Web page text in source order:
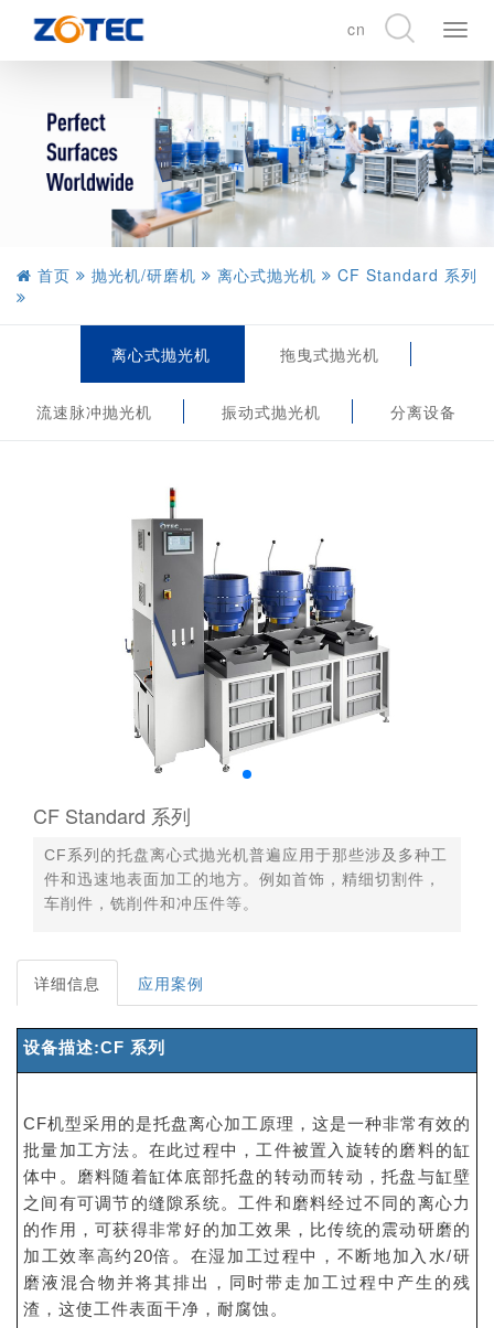
展
cn
CN
EN
DE
首页 抛光机/研磨机 离心式抛光机 CF Standard 系列
离心式抛光机 拖曳式抛光机
流速脉冲抛光机 振动式抛光机 分离设备
CF Standard 系列
CF系列的托盘离心式抛光机普遍应用于那些涉及多种工
件和迅速地表面加工的地方。例如首饰，精细切割件，
车削件，铣削件和冲压件等。
详细信息 应用案例
设备描述:CF 系列
CF机型采用的是托盘离心加工原理，这是一种非常有效的
批量加工方法。在此过程中，工件被置入旋转的磨料的缸
体中。磨料随着缸体底部托盘的转动而转动，托盘与缸壁
之间有可调节的缝隙系统。工件和磨料经过不同的离心力
的作用，可获得非常好的加工效果，比传统的震动研磨的
加工效率高约20倍。在湿加工过程中，不断地加入水/研
磨液混合物并将其排出，同时带走加工过程中产生的残
渣，这使工件表面干净，耐腐蚀。